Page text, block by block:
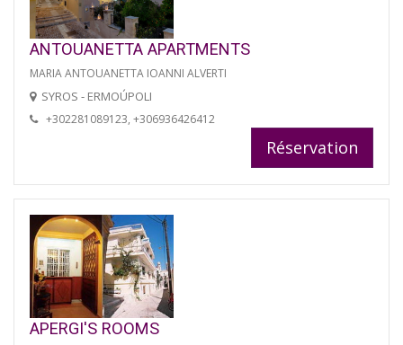
ANTOUANETTA APARTMENTS
MARIA ANTOUANETTA IOANNI ALVERTI
SYROS - ERMOÚPOLI
+302281089123, +306936426412
Réservation
APERGI'S ROOMS